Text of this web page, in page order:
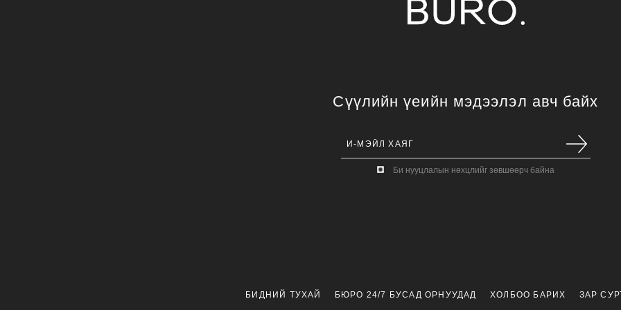
Сүүлийн үеийн мэдээлэл авч байх
Би нууцлалын нөхцлийг зөвшөөрч байна
БИДНИЙ ТУХАЙ БЮРО 24/7 БУСАД ОРНУУДАД ХОЛБОО БАРИХ ЗАР